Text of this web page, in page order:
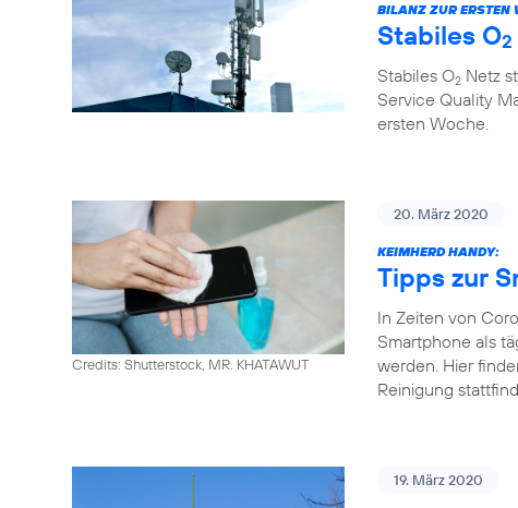
BILANZ ZUR ERSTEN
Stabiles O2
Stabiles O2 Netz
Service Quality
ersten Woche.
Credits: Shutterstock, MR. KHATAWUT
20. März 2020
KEIMHERD HANDY:
Tipps zur
In Zeiten von
Smartphone als
werden. Hier
Reinigung
19. März 2020